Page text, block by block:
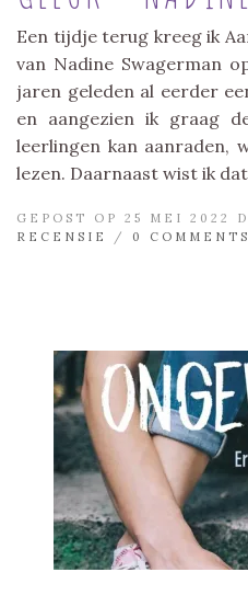
Een tijdje terug kreeg ik
van Nadine Swagerman
jaren geleden al eerder
en aangezien ik graag
leerlingen kan aanraden,
lezen. Daarnaast wist ik
GEPOST OP 25 MEI 2022
RECENSIE
/ 0 COMMENTS